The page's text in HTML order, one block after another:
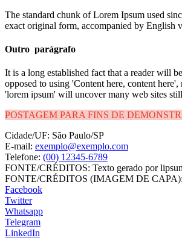
The standard chunk of Lorem Ipsum used
exact original form, accompanied by English
Outro parágrafo
It is a long established fact that a reader will
opposed to using 'Content here, content
'lorem ipsum' will uncover many web sites
POSTAGEM PARA FINS DE
Cidade/UF: São Paulo/SP
E-mail: exemplo@exemplo.com
Telefone: (00) 12345-6789
FONTE/CRÉDITOS: Texto gerado por
FONTE/CRÉDITOS (IMAGEM DE CAPA):
Facebook
Twitter
Whatsapp
Telegram
LinkedIn